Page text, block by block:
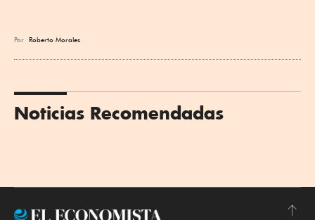
Por Roberto Morales
Noticias Recomendadas